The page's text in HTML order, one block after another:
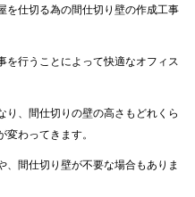
を仕切る為の間仕切り壁の作成工事
を行うことによって快適なオフィス
り、間仕切りの壁の高さもどれくら
わってきます。
、間仕切り壁が不要な場合もありま